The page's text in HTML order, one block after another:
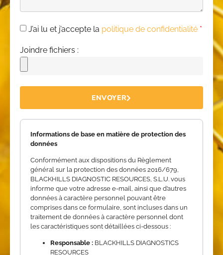
J’ai lu et j’accepte la politique de confidentialité *
Joindre fichiers :
ENVOYER
Informations de base en matière de protection des
données
Conformément aux dispositions du Règlement
général sur la protection des données 2016/679,
BLACKHILLS DIAGNOSTIC RESOURCES, S.L.U. vous
informe que votre adresse e-mail, ainsi que d’autres
données à caractère personnel pouvant être
comprises dans ce formulaire, sont incluses dans un
traitement de données à caractère personnel dont
les caractéristiques sont détaillées ci-dessous :
Responsable : BLACKHILLS DIAGNOSTICS
RESOURCES